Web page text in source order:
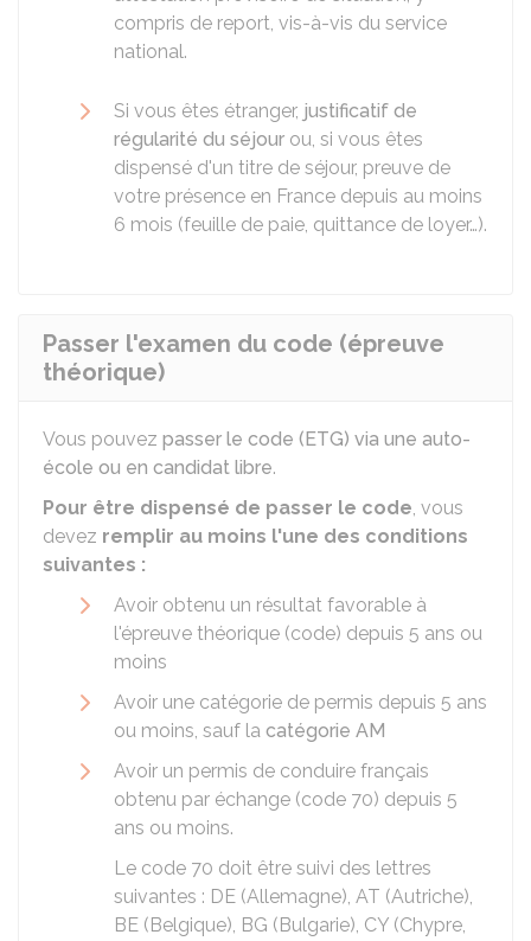
compris de report, vis-à-vis du service
national.
Si vous êtes étranger, justificatif de
régularité du séjour ou, si vous êtes
dispensé d'un titre de séjour, preuve de
votre présence en France depuis au moins
6 mois (feuille de paie, quittance de loyer…).
Passer l'examen du code (épreuve
théorique)
Vous pouvez passer le code (ETG) via une auto-
école ou en candidat libre.
Pour être dispensé de passer le code, vous
devez remplir au moins l'une des conditions
suivantes :
Avoir obtenu un résultat favorable à
l'épreuve théorique (code) depuis 5 ans ou
moins
Avoir une catégorie de permis depuis 5 ans
ou moins, sauf la catégorie AM
Avoir un permis de conduire français
obtenu par échange (code 70) depuis 5
ans ou moins.
Le code 70 doit être suivi des lettres
suivantes : DE (Allemagne), AT (Autriche),
BE (Belgique), BG (Bulgarie), CY (Chypre,